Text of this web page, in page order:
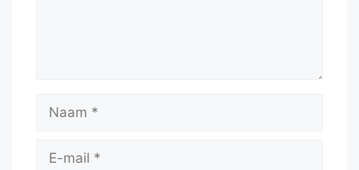
Naam